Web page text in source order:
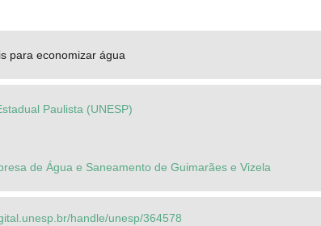
para economizar água
Paulista (UNESP)
de Água e Saneamento de Guimarães e Vizela
handle/unesp/364578